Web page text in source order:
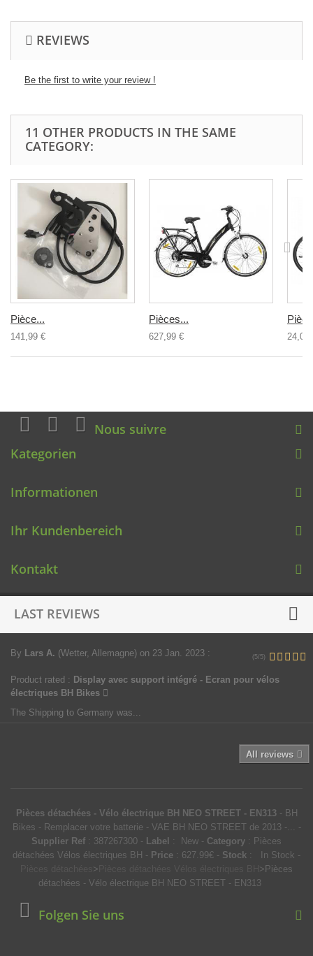
REVIEWS
Be the first to write your review !
11 OTHER PRODUCTS IN THE SAME
CATEGORY:
Pièce...
141,99 €
Pièces...
627,99 € 24,00
Nous suivre
Kategorien
Informationen
Ihr Kundenbereich
Kontakt
LAST REVIEWS
By Lars A. (Wetter, Allemagne) on 23 Jan. 2023 : (5/5)
Product rated : Display avec support intégré - Ecran pour vélos
électriques BH Bikes
The Shipping to Germany was...
All reviews
Pièces détachées - Vélo électrique BH NEO STREET - EN313- BH
Bikes - Remplacer votre batterie - VAE BH NEO STREET de 2013 -...
-
Supplier Ref : 387267300 - Label : New - Category : Pièces
détachées Vélos électriques BH - Price : 627.99€ - Stock : In Stock -
> >Pièces
détachées - Vélo électrique BH NEO STREET - EN313
Folgen Sie uns